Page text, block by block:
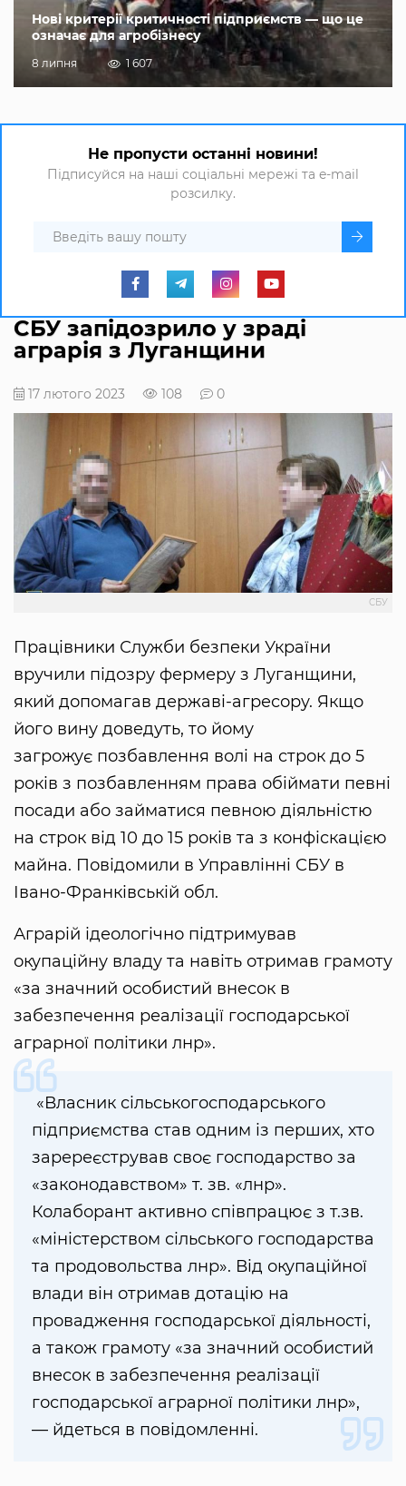
Нові критерії критичності підприємств — що це
означає для агробізнесу
8 липня 1 607
Не пропусти останні новини!
Підписуйся на наші соціальні мережі та e-mail
розсилку.
CБУ запідозрило у зраді
аграрія з Луганщини
17 лютого 2023 108 0
СБУ
Працівники Служби безпеки України
вручили підозру фермеру з Луганщини,
який допомагав державі-агресору. Якщо
його вину доведуть, то йому
загрожує позбавлення волі на строк до 5
років з позбавленням права обіймати певні
посади або займатися певною діяльністю
на строк від 10 до 15 років та з конфіскацією
майна. Повідомили в Управлінні СБУ в
Івано-Франківській обл.
Аграрій ідеологічно підтримував
окупаційну владу та навіть отримав грамоту
«за значний особистий внесок в
забезпечення реалізації господарської
аграрної політики лнр».
«Власник сільськогосподарського
підприємства став одним із перших, хто
заререєстрував своє господарство за
«законодавством» т. зв. «лнр».
Колаборант активно співпрацює з т.зв.
«міністерством сільського господарства
та продовольства лнр». Від окупаційної
влади він отримав дотацію на
провадження господарської діяльності,
а також грамоту «за значний особистий
внесок в забезпечення реалізації
господарської аграрної політики лнр»,
— йдеться в повідомленні.